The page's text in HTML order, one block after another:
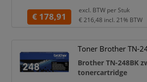
documenten altijd
en representatieve
pagina’sis deze
geschikt voor
kantooromgevingen.
€ 178,91
excl. BTW per Stuk
€ 216,48 incl. 21% BTW
Toner Brother TN-
Brother TN-248BK
tonercartridge